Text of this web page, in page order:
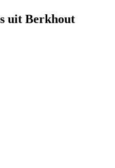
uit Berkhout